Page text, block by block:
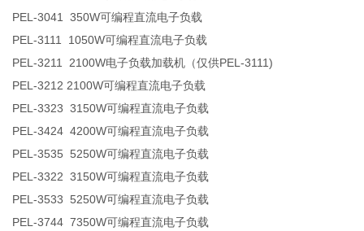
PEL-3041 350W可编程直流电子负载
PEL-3111 1050W可编程直流电子负载
PEL-3211 2100W电子负载加载机（仅供PEL-3111)
PEL-3212 2100W可编程直流电子负载
PEL-3323 3150W可编程直流电子负载
PEL-3424 4200W可编程直流电子负载
PEL-3535 5250W可编程直流电子负载
PEL-3322 3150W可编程直流电子负载
PEL-3533 5250W可编程直流电子负载
PEL-3744 7350W可编程直流电子负载